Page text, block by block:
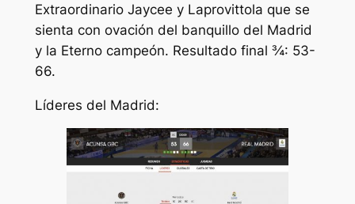
Extraordinario Jaycee y Laprovittola que se
sienta con ovación del banquillo del Madrid
y la Eterno campeón. Resultado final ¾: 53-
66.
Líderes del Madrid: